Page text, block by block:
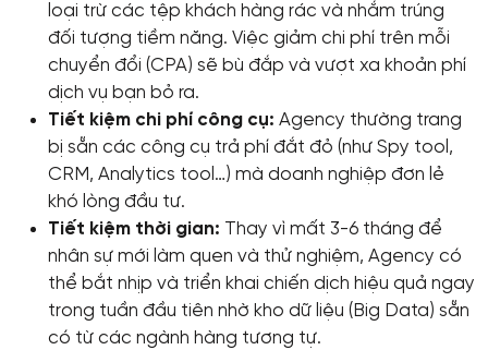
loại trừ các tệp khách hàng rác và nhắm trúng
đối tượng tiềm năng. Việc giảm chi phí trên mỗi
chuyển đổi (CPA) sẽ bù đắp và vượt xa khoản phí
dịch vụ bạn bỏ ra.
Tiết kiệm chi phí công cụ: Agency thường trang
bị sẵn các công cụ trả phí đắt đỏ (như Spy tool,
CRM, Analytics tool…) mà doanh nghiệp đơn lẻ
khó lòng đầu tư.
Tiết kiệm thời gian: Thay vì mất 3-6 tháng để
nhân sự mới làm quen và thử nghiệm, Agency có
thể bắt nhịp và triển khai chiến dịch hiệu quả ngay
trong tuần đầu tiên nhờ kho dữ liệu (Big Data) sẵn
có từ các ngành hàng tương tự.